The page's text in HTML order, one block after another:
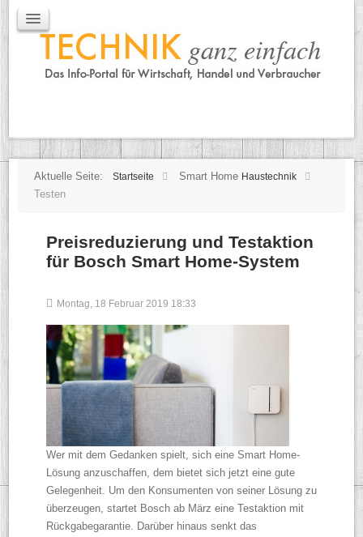
Mobile
IT
TK
Aktuelle Seite: Startseite Smart Home Haustechnik
Testen
Preisreduzierung und Testaktion
für Bosch Smart Home-System
Montag, 18 Februar 2019 18:33
Wer mit dem Gedanken spielt, sich eine Smart Home-
Lösung anzuschaffen, dem bietet sich jetzt eine gute
Gelegenheit. Um den Konsumenten von seiner Lösung zu
überzeugen, startet Bosch ab März eine Testaktion mit
Rückgabegarantie. Darüber hinaus senkt das